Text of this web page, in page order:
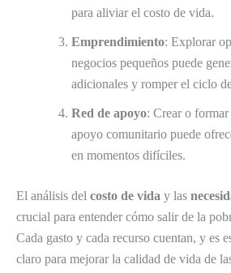
para aliviar el costo de vida.
Emprendimiento: Explorar
negocios pequeños puede
adicionales y romper el ciclo
Red de apoyo: Crear o
apoyo comunitario puede
en momentos difíciles.
El análisis del costo de vida y las
crucial para entender cómo salir de la
Cada gasto y cada recurso cuentan, y es
claro para mejorar la calidad de vida de